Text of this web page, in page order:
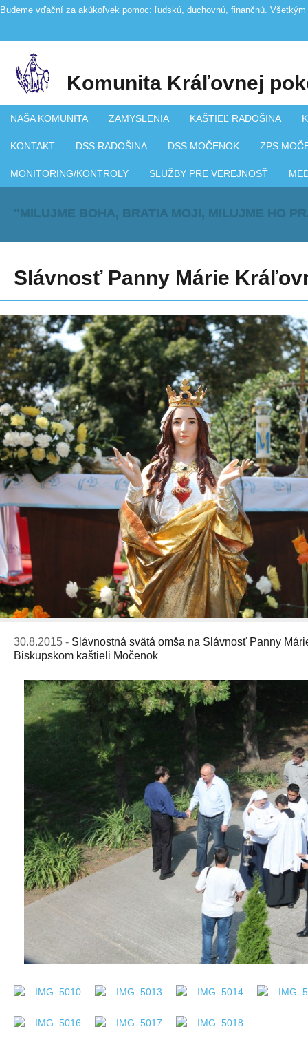
Budeme vďační za akúkoľvek pomoc: ľudskú, duchovnú, finančnú.
Komunita Kráľovnej
NAŠA KOMUNITA ZAMYSLENIA KAŠTIEĽ RADOŠINA
KONTAKT DSS RADOŠINA DSS MOČENOK ZPS
MONITORING/KONTROLY SLUŽBY PRE VEREJNOSŤ
"MILUJME BOHA, BRATIA MOJI, MILUJME HO
Slávnosť Panny Márie
30.8.2015 - Slávnostná svätá omša na Slávnosť Panny
Biskupskom kaštieli Močenok